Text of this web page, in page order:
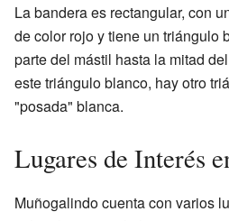
La bandera es rectangular, con
de color rojo y tiene un triángulo
parte del mástil hasta la mitad
este triángulo blanco, hay otro
"posada" blanca.
Lugares de Interés
Muñogalindo cuenta con varios